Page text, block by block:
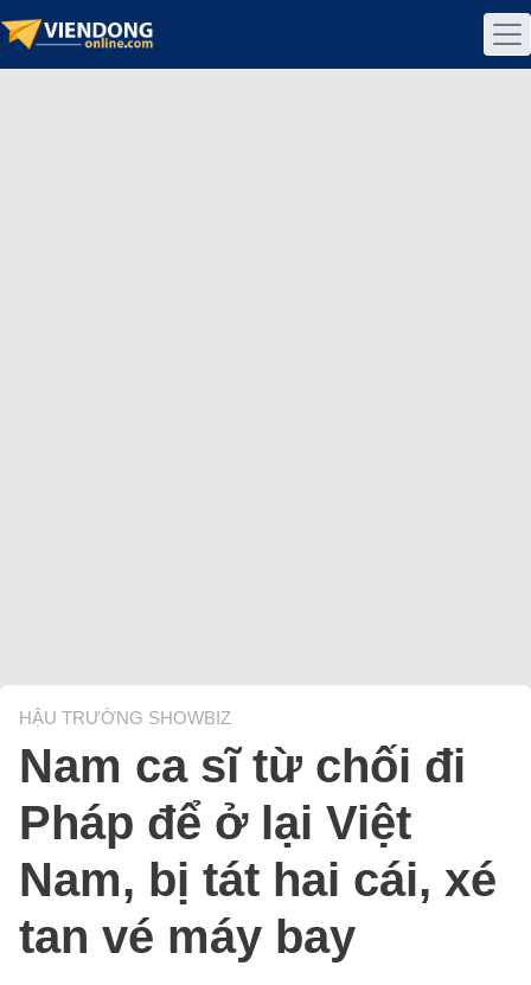
HẬU TRƯỜNG SHOWBIZ
Nam ca sĩ từ chối đi
Pháp để ở lại Việt
Nam, bị tát hai cái, xé
tan vé máy bay